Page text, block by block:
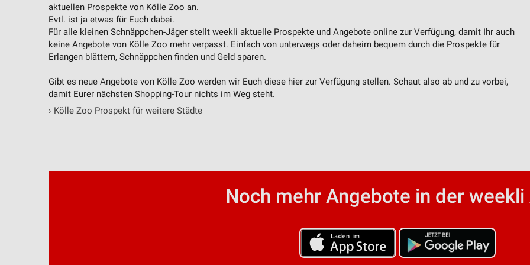
aktuellen Prospekte von Kölle Zoo an.
Evtl. ist ja etwas für Euch dabei.
Für alle kleinen Schnäppchen-Jäger stellt weekli aktuelle Prospekte und Angebote online zur Verfügung, damit Ihr auch
keine Angebote von Kölle Zoo mehr verpasst. Einfach von unterwegs oder daheim bequem durch die Prospekte für
Erlangen blättern, Schnäppchen finden und Geld sparen.
Gibt es neue Angebote von Kölle Zoo werden wir Euch diese hier zur Verfügung stellen. Schaut also ab und zu vorbei,
damit Eurer nächsten Shopping-Tour nichts im Weg steht.
› Kölle Zoo Prospekt für weitere Städte
Noch mehr Angebote in der weekli